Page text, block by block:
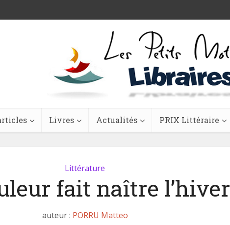
Livres Actualités PRIX Littéraire
Littérature
fait naître l’hiver
auteur : PORRU Matteo